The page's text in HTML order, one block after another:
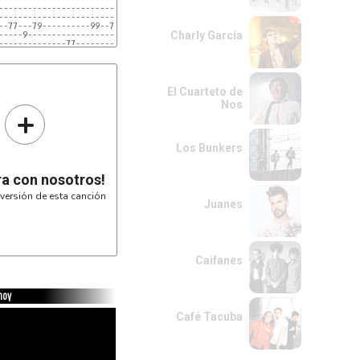
]
]
77---79----------99--77---7--------]
9--------------------9----------]
77---------------76(5)-]
+
con nosotros!
de esta canción
Charly García
El Cuarteto de
Nos
Los Bunkers
Juanes
Caifanes
Café Tacuba